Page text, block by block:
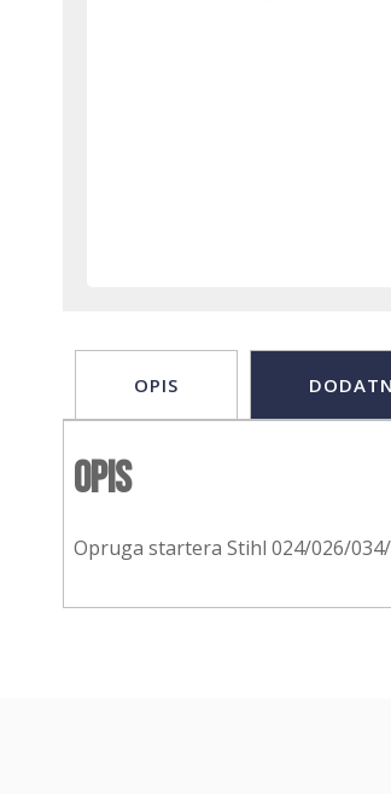
OPIS
Opis
Opruga startera Stihl 024/026/034/